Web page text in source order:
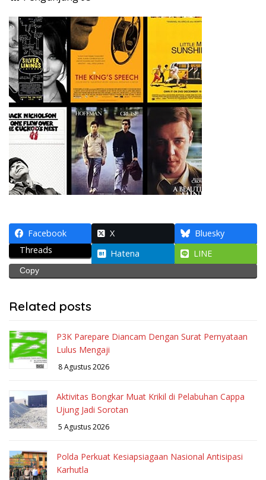
Facebook X
Bluesky
Threads
Hatena LINE
Copy
Related posts
P3K Parepare Diancam Dengan Surat Pernyataan
Lulus Mengaji
8 Agustus 2026
Aktivitas Bongkar Muat Krikil di Pelabuhan Cappa
Ujung Jadi Sorotan
5 Agustus 2026
Polda Perkuat Kesiapsiagaan Nasional Antisipasi
Karhutla